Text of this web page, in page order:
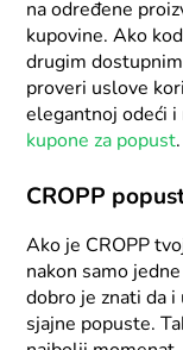
na određene
kupovine. Ako
drugim
proveri uslove
elegantnoj odeći i
kupone za popust.
CROPP
Ako je CROPP
nakon samo
dobro je znati da i
sjajne popuste.